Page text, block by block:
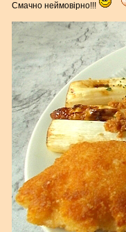
Смачно неймовірно!!!